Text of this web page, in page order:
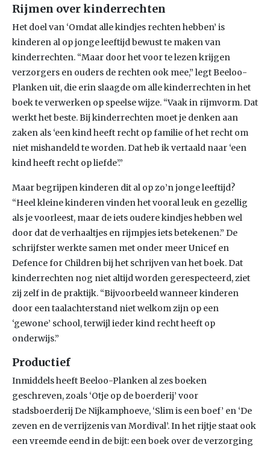
Rijmen over kinderrechten
Het doel van ‘Omdat alle kindjes rechten hebben’ is
kinderen al op jonge leeftijd bewust te maken van
kinderrechten. “Maar door het voor te lezen krijgen
verzorgers en ouders de rechten ook mee,” legt Beeloo-
Planken uit, die erin slaagde om alle kinderrechten in het
boek te verwerken op speelse wijze. “Vaak in rijmvorm. Dat
werkt het beste. Bij kinderrechten moet je denken aan
zaken als ‘een kind heeft recht op familie of het recht om
niet mishandeld te worden. Dat heb ik vertaald naar ‘een
kind heeft recht op liefde’.”
Maar begrijpen kinderen dit al op zo’n jonge leeftijd?
“Heel kleine kinderen vinden het vooral leuk en gezellig
als je voorleest, maar de iets oudere kindjes hebben wel
door dat de verhaaltjes en rijmpjes iets betekenen.” De
schrijfster werkte samen met onder meer Unicef en
Defence for Children bij het schrijven van het boek. Dat
kinderrechten nog niet altijd worden gerespecteerd, ziet
zij zelf in de praktijk. “Bijvoorbeeld wanneer kinderen
door een taalachterstand niet welkom zijn op een
‘gewone’ school, terwijl ieder kind recht heeft op
onderwijs.”
Productief
Inmiddels heeft Beeloo-Planken al zes boeken
geschreven, zoals ‘Otje op de boerderij’ voor
stadsboerderij De Nijkamphoeve, ‘Slim is een boef’ en ‘De
zeven en de verrijzenis van Mordival’. In het rijtje staat ook
een vreemde eend in de bijt: een boek over de verzorging